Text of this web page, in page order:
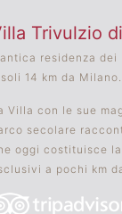
Trivulzio
residenza
14 km da Milano.
Villa con le sue
secolare
oggi costituisce
a pochi km